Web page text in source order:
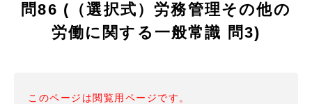
問86 (（選択式）労務管理その他の
労働に関する一般常識 問3)
このページは閲覧用ページです。